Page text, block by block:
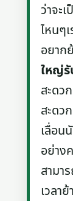
ว่าจะ
ไหนๆ
อยาก
ใหญ่รั
สะดว
สะดว
เลื่อน
อย่าง
สามา
เวลา